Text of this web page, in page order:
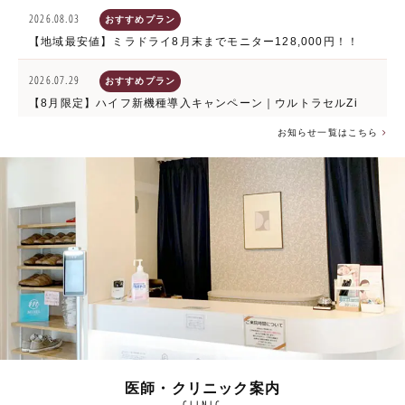
2026.08.03 おすすめプラン
【地域最安値】ミラドライ8月末までモニター128,000円！！
2026.07.29 おすすめプラン
【8月限定】ハイフ新機種導入キャンペーン｜ウルトラセルZi
【8月限定】夏本番脱毛キャンペーン｜VIOセット脱毛20%OFF
2026.07.28 おすすめプラン
【なめらか素肌セット】フェイス脱毛×ケミカルピーリングが両
方20%OFF【8月末まで】
2026.07.28 おすすめプラン
【8月末まで】顔から首まで、ひと続きのなめらかさへ｜マッサ
ージピール 顔全体＋首【20%OFF】
お知らせ一覧はこちら
医師・クリニック案内